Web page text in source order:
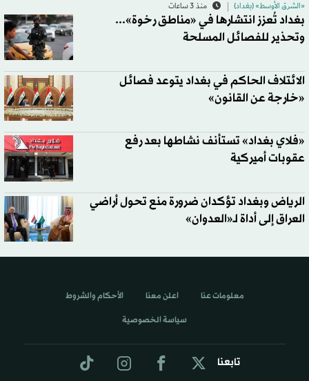
«الشرق الأوسط» (بغداد) منذ 3 ساعات
بغداد تُعزز انتشارها في «مناطق رخوة»...
وتحذير للفصائل المسلحة
الائتلاف الحاكم في بغداد يتوعد فصائل
«خارجة عن القانون»
«فلاي بغداد» تستأنف نشاطها بعد رفع
عقوبات أميركية
الرياض وبغداد تؤكدان ضرورة منع تحول أراضي
العراق إلى أداة لـ«العدوان»
تابعنا
معلومات عنا اعلن معنا الأحكام والشروط
سياسة الخصوصية